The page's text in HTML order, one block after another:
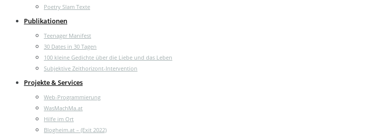
Poetry Slam Texte
Publikationen
Teenager Manifest
30 Dates in 30 Tagen
100 kleine Gedichte über die Liebe und das Leben
Subjektive Zeithorizont-Intervention
Projekte & Services
Web-Programmierung
WasMachMa.at
Hilfe im Ort
Blogheim.at – (Exit 2022)